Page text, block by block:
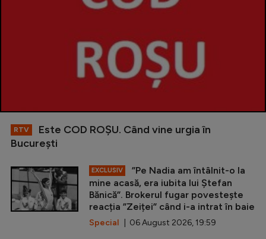
RTV
Este COD ROŞU. Când vine urgia în
Bucureşti
EXCLUSIV
”Pe Nadia am întâlnit-o la
mine acasă, era iubita lui Ștefan
Bănică”. Brokerul fugar povestește
reacția ”Zeiței” când i-a intrat în baie
Special | 06 August 2026, 19:59